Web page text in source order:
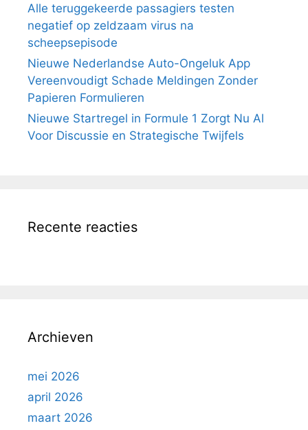
Alle teruggekeerde passagiers testen
negatief op zeldzaam virus na
scheepsepisode
Nieuwe Nederlandse Auto-Ongeluk App
Vereenvoudigt Schade Meldingen Zonder
Papieren Formulieren
Nieuwe Startregel in Formule 1 Zorgt Nu Al
Voor Discussie en Strategische Twijfels
Recente reacties
Archieven
mei 2026
april 2026
maart 2026